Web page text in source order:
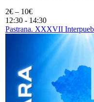
2€ – 10€
12:30 - 14:30
Pastrana. XXXVII